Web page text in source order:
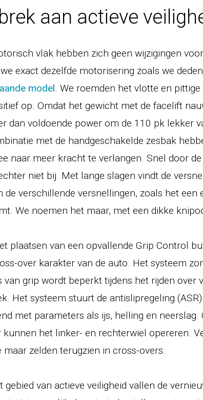
aan actieve
vlak hebben zich geen wijzigingen
exact dezelfde motorisering zoals we
model. We roemden het vlotte en
op. Omdat het gewicht met de facelift
dan voldoende power om de 110 pk lekker
met de handgeschakelde zesbak
naar meer kracht te verlangen. Snel door
niet bij. Met lange slagen vindt de
de verschillende versnellingen, zoals het een
We noemen het maar, met een dikke
plaatsen van een opvallende Grip Control
over karakter van de auto. Het systeem
van grip wordt beperkt tijdens het rijden over
Het systeem stuurt de antislipregeling
met parameters als ijs, helling en neerslag.
kunnen het linker- en rechterwiel opereren.
maar zelden terugzien in cross-overs.
gebied van actieve veiligheid vallen de